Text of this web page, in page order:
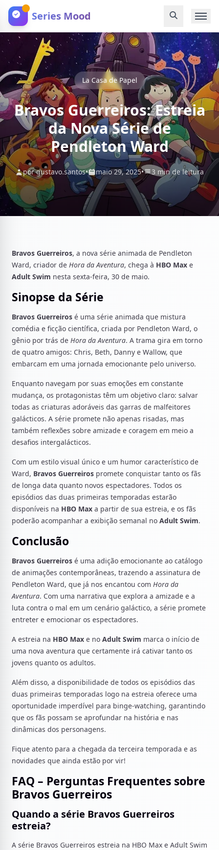
Series Mood
La Casa de Papel
Bravos Guerreiros: Estreia
da Nova Série de
Pendleton Ward
por gustavo.santos• maio 29, 2025• 3 min de leitura
Bravos Guerreiros, a nova série animada de Pendleton
Ward, criador de Hora da Aventura, chega à HBO Max e
Adult Swim nesta sexta-feira, 30 de maio.
Sinopse da Série
Bravos Guerreiros é uma série animada que mistura
comédia e ficção científica, criada por Pendleton Ward, o
gênio por trás de Hora da Aventura. A trama gira em torno
de quatro amigos: Chris, Beth, Danny e Wallow, que
embarcam em uma jornada emocionante pelo universo.
Enquanto navegam por suas emoções em constante
mudança, os protagonistas têm um objetivo claro: salvar
todas as criaturas adoráveis das garras de malfeitores
galácticos. A série promete não apenas risadas, mas
também reflexões sobre amizade e coragem em meio a
desafios intergalácticos.
Com um estilo visual único e um humor característico de
Ward, Bravos Guerreiros promete conquistar tanto os fãs
de longa data quanto novos espectadores. Todos os
episódios das duas primeiras temporadas estarão
disponíveis na HBO Max a partir de sua estreia, e os fãs
poderão acompanhar a exibição semanal no Adult Swim.
Conclusão
Bravos Guerreiros é uma adição emocionante ao catálogo
de animações contemporâneas, trazendo a assinatura de
Pendleton Ward, que já nos encantou com Hora da
Aventura. Com uma narrativa que explora a amizade e a
luta contra o mal em um cenário galáctico, a série promete
entreter e emocionar os espectadores.
A estreia na HBO Max e no Adult Swim marca o início de
uma nova aventura que certamente irá cativar tanto os
jovens quanto os adultos.
Além disso, a disponibilidade de todos os episódios das
duas primeiras temporadas logo na estreia oferece uma
oportunidade imperdível para binge-watching, garantindo
que os fãs possam se aprofundar na história e nas
dinâmicas dos personagens.
Fique atento para a chegada da terceira temporada e as
novidades que ainda estão por vir!
FAQ – Perguntas Frequentes sobre
Bravos Guerreiros
Quando a série Bravos Guerreiros
estreia?
A série Bravos Guerreiros estreia na HBO Max e Adult Swim